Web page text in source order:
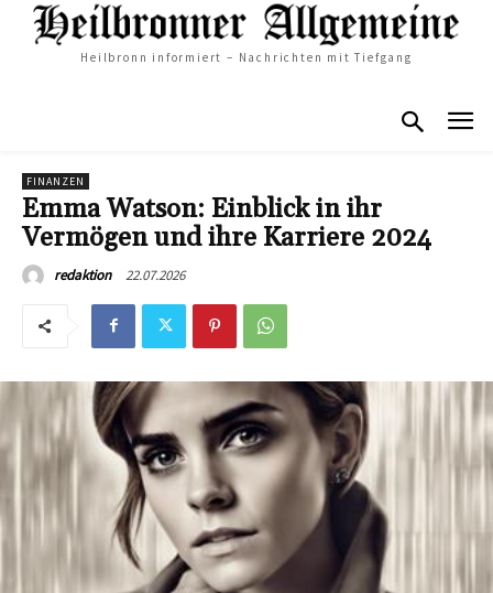
Heilbronn informiert – Nachrichten mit Tiefgang
FINANZEN
Emma Watson: Einblick in ihr
Vermögen und ihre Karriere 2024
redaktion 22.07.2026